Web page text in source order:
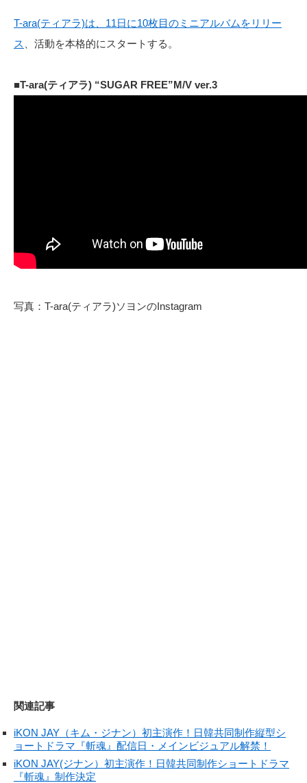
T-ara(ティアラ)は、11日に10枚目のミニアルバムをリリー
ス
、活動を本格的にスタートする。
■T-ara(ティアラ) “SUGAR FREE”M/V ver.3
写真：T-ara(ティアラ)ソヨンのInstagram
関連記事
iKON JAY（キム・ジナン）初主演作！日韓共同制作縦型シ
ョートドラマ『斬魂』配信日・メインビジュアル解禁！
iKON JAY(ジナン）初主演作！日韓共同制作ショートドラマ
『斬魂』制作決定